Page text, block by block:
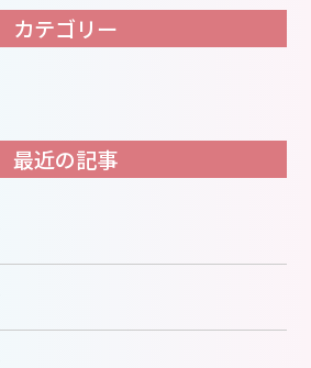
カテゴリー
最近の記事